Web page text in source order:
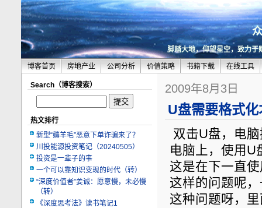
脚踏大地，仰望星空，致力于
博客首页 房地产业 公司分析 价值策略 书籍下载 在线工具
Search（博客搜索）
热文排行
新型“薅羊毛”恶意下单诈骗来了？
川投能源投资笔记（20240505）
投资是一辈子的事
一个可以靠知识变现的时代（转）
“深度价值者”姜诚：愿意慢，未必慢
（转）
《深度思考法》读书笔记1
2009年8月3日
U盘需要格式
双击U盘，电
电脑上，使用U
这是在下一直
这样的问题呢
这种问题呀，